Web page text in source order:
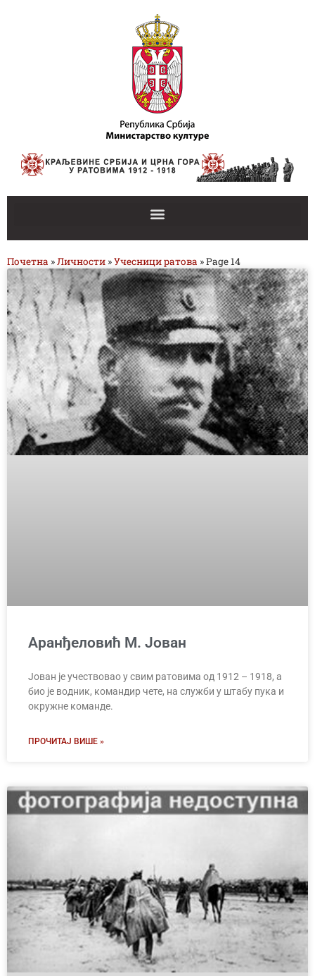
Почетна »Личности »Учесници ратова »Page 14
Аранђеловић М. Јован
Јован је учествовао у свим ратовима од 1912 – 1918, а
био је водник, командир чете, на служби у штабу пука и
окружне команде.
ПРОЧИТАЈ ВИШЕ »